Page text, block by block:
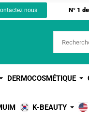
nous N° 1
DERMOCOSMÉTIQUE
K-BEAUTY